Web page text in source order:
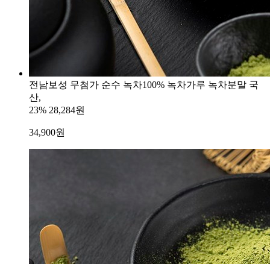
전남보성 무첨가 순수 녹차100% 녹차가루 녹차분말 국
산,
23% 28,284원
34,900원